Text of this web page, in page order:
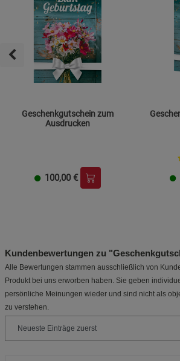
Geschenkgutschein zum
Ausdrucken
100,00 €
Kundenbewertungen zu
Alle Bewertungen stammen ausschließlich von
Produkt bei uns erworben haben. Sie geben
persönliche Meinungen wieder und sind nicht als
zu verstehen.